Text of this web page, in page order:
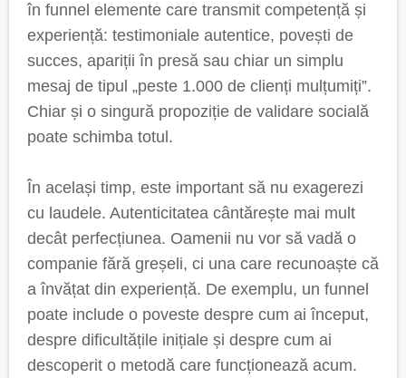
în funnel elemente care transmit competență și
experiență: testimoniale autentice, povești de
succes, apariții în presă sau chiar un simplu
mesaj de tipul „peste 1.000 de clienți mulțumiți”.
Chiar și o singură propoziție de validare socială
poate schimba totul.
În același timp, este important să nu exagerezi
cu laudele. Autenticitatea cântărește mai mult
decât perfecțiunea. Oamenii nu vor să vadă o
companie fără greșeli, ci una care recunoaște că
a învățat din experiență. De exemplu, un funnel
poate include o poveste despre cum ai început,
despre dificultățile inițiale și despre cum ai
descoperit o metodă care funcționează acum.